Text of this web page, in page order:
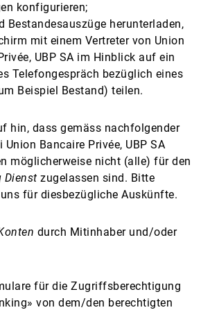
konfigurieren;
Bestandesauszüge herunterladen,
mit einem Vertreter von Union
UBP SA im Hinblick auf ein
Telefongespräch bezüglich eines
Beispiel Bestand) teilen.
hin, dass gemäss nachfolgender
Union Bancaire Privée, UBP SA
möglicherweise nicht (alle) für den
Dienst zugelassen sind. Bitte
für diesbezügliche Auskünfte.
durch Mitinhaber und/oder
für die Zugriffsberechtigung
von dem/den berechtigten